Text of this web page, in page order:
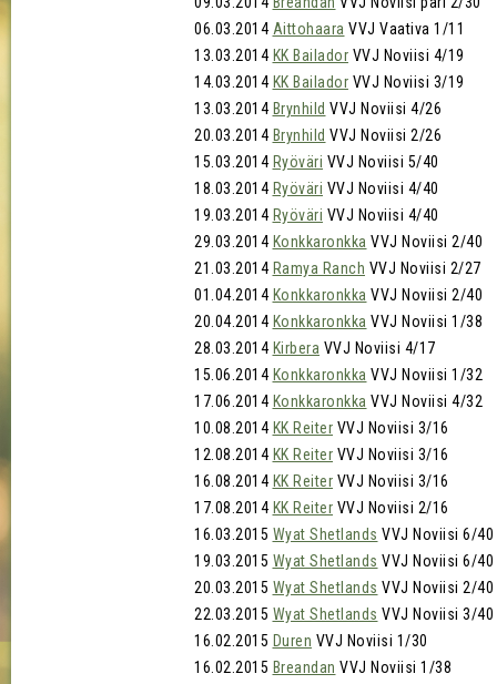
06.03.2014 Aittohaara VVJ Vaativa 1/11
13.03.2014 KK Bailador VVJ Noviisi 4/19
14.03.2014 KK Bailador VVJ Noviisi 3/19
13.03.2014 Brynhild VVJ Noviisi 4/26
20.03.2014 Brynhild VVJ Noviisi 2/26
15.03.2014 Ryöväri VVJ Noviisi 5/40
18.03.2014 Ryöväri VVJ Noviisi 4/40
19.03.2014 Ryöväri VVJ Noviisi 4/40
29.03.2014 Konkkaronkka VVJ Noviisi 2/40
21.03.2014 Ramya Ranch VVJ Noviisi 2/27
01.04.2014 Konkkaronkka VVJ Noviisi 2/40
20.04.2014 Konkkaronkka VVJ Noviisi 1/38
28.03.2014 Kirbera VVJ Noviisi 4/17
15.06.2014 Konkkaronkka VVJ Noviisi 1/32
17.06.2014 Konkkaronkka VVJ Noviisi 4/32
10.08.2014 KK Reiter VVJ Noviisi 3/16
12.08.2014 KK Reiter VVJ Noviisi 3/16
16.08.2014 KK Reiter VVJ Noviisi 3/16
17.08.2014 KK Reiter VVJ Noviisi 2/16
16.03.2015 Wyat Shetlands VVJ Noviisi 6/40
19.03.2015 Wyat Shetlands VVJ Noviisi 6/40
20.03.2015 Wyat Shetlands VVJ Noviisi 2/40
22.03.2015 Wyat Shetlands VVJ Noviisi 3/40
16.02.2015 Duren VVJ Noviisi 1/30
16.02.2015 Breandan VVJ Noviisi 1/38